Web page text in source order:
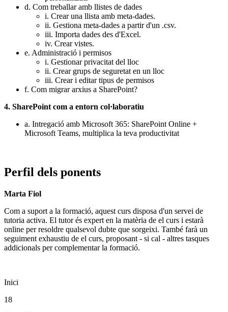
d. Com treballar amb llistes de dades
i. Crear una llista amb meta-dades.
ii. Gestiona meta-dades a partir d'un .csv.
iii. Importa dades des d'Excel.
iv. Crear vistes.
e. Administració i permisos
i. Gestionar privacitat del lloc
ii. Crear grups de seguretat en un lloc
iii. Crear i editar tipus de permisos
f. Com migrar arxius a SharePoint?
4. SharePoint com a entorn col·laboratiu
a. Intregació amb Microsoft 365: SharePoint Online +
Microsoft Teams, multiplica la teva productivitat
Perfil dels ponents
Marta Fiol
Com a suport a la formació, aquest curs disposa d'un servei de
tutoria activa. El tutor és expert en la matèria de el curs i estarà
online per resoldre qualsevol dubte que sorgeixi. També farà un
seguiment exhaustiu de el curs, proposant - si cal - altres tasques
addicionals per complementar la formació.
Inici
18